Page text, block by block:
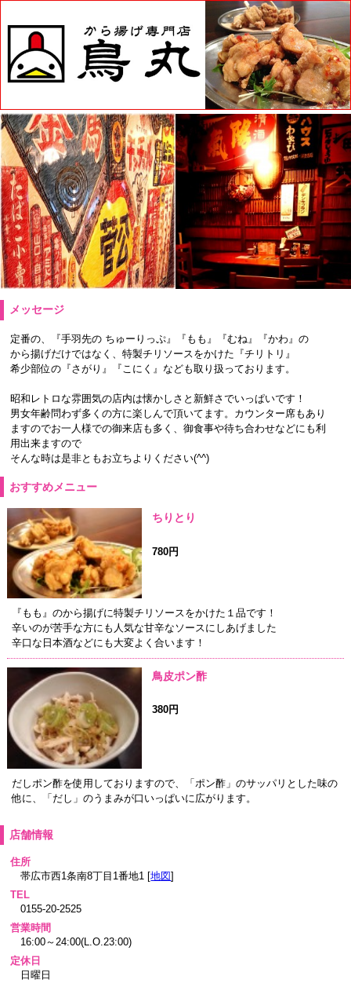
メッセージ
定番の、『手羽先の ちゅーりっぷ』『もも』『むね』『かわ』の
から揚げだけではなく、特製チリソースをかけた『チリトリ』
希少部位の『さがり』『こにく』なども取り扱っております。
昭和レトロな雰囲気の店内は懐かしさと新鮮さでいっぱいです！
男女年齢問わず多くの方に楽しんで頂いてます。カウンター席もあり
ますのでお一人様での御来店も多く、御食事や待ち合わせなどにも利
用出来ますので
そんな時は是非ともお立ちよりください(^^)
おすすめメニュー
ちりとり
780円
『もも』のから揚げに特製チリソースをかけた１品です！
辛いのが苦手な方にも人気な甘辛なソースにしあげました
辛口な日本酒などにも大変よく合います！
鳥皮ポン酢
380円
だしポン酢を使用しておりますので、「ポン酢」のサッパリとした味の
他に、「だし」のうまみが口いっぱいに広がります。
店舗情報
住所
帯広市西1条南8丁目1番地1 [地図]
TEL
0155-20-2525
営業時間
16:00～24:00(L.O.23:00)
定休日
日曜日